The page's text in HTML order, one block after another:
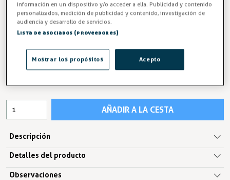
Entrega en 24/48h
-3% AHORRA -0,07 €
2,18 €
AÑADIR A LA CESTA
Descripción
Detalles del producto
Observaciones
información en un dispositivo y/o acceder a ella. Publicidad y contenido
personalizados, medición de publicidad y contenido, investigación de
audiencia y desarrollo de servicios.
Lista de asociados (proveedores)
Acepto
Mostrar los propósitos